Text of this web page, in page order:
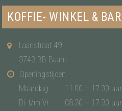
KOFFIE- WINKEL & BAR
Laanstraat 49
3743 BB Baarn
Openingstijden
Maandag
11.00 – 17.30 uur
Di. t/m Vr.
08.30 – 17.30 uur